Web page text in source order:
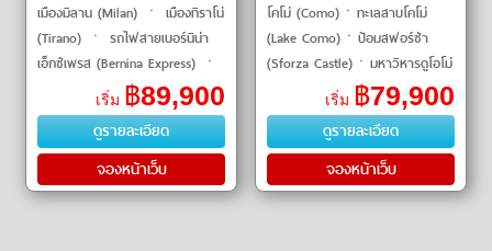
เมืองมิลาน (Milan) ㆍ เมืองทิราโน่
(Tirano) ㆍ รถไฟสายเบอร์นิน่า
เอ็กซ์เพรส (Bernina Express) ㆍ
เมืองซูริค (Zurich) ㆍ ยอดเขาริกิ
(Mount Rigi) ㆍ เมื�
เริ่ม ฿89,900
ดูรายละเอียด
จองหน้าเว็บ
โคโม่ (Como)ㆍทะเลสาบโคโม่
(Lake Como)ㆍป้อมสฟอร์ซ่า
(Sforza Castle)ㆍมหาวิหารดูโอโม่
(Duomo di Milano)ㆍสวิตเซอร์
แลนด์ (Switzerland)ㆍไดอาโวเลส
ซ่า (Diavol
เริ่ม ฿79,900
ดูรายละเอียด
จองหน้าเว็บ